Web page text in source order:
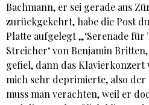
Bachmann, er sei gerade aus
zurückgekehrt, habe die Post
Platte aufgelegt „‘Serenade
Streicher‘ von Benjamin
gefiel, dann das Klavierkonzert
mich sehr deprimierte, also der
muss man verachten, weil er